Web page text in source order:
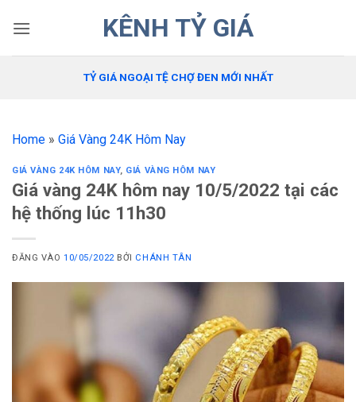
qua
KÊNH TỶ GIÁ
TỶ GIÁ NGOẠI TỆ CHỢ ĐEN MỚI NHẤT
Home » Giá Vàng 24K Hôm Nay
GIÁ VÀNG 24K HÔM NAY, GIÁ VÀNG HÔM NAY
Giá vàng 24K hôm nay 10/5/2022 tại các
hệ thống lúc 11h30
ĐĂNG VÀO10/05/2022 BỞI CHÁNH TÂN